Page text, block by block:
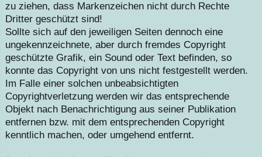
zu ziehen, dass Markenzeichen nicht durch Rechte
Dritter geschützt sind!
Sollte sich auf den jeweiligen Seiten dennoch eine
ungekennzeichnete, aber durch fremdes Copyright
geschützte Grafik, ein Sound oder Text befinden, so
konnte das Copyright von uns nicht festgestellt werden.
Im Falle einer solchen unbeabsichtigten
Copyrightverletzung werden wir das entsprechende
Objekt nach Benachrichtigung aus seiner Publikation
entfernen bzw. mit dem entsprechenden Copyright
kenntlich machen, oder umgehend entfernt.